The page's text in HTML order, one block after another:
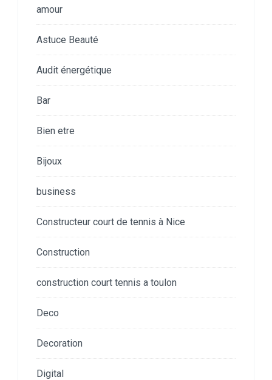
amour
Astuce Beauté
Audit énergétique
Bar
Bien etre
Bijoux
business
Constructeur court de tennis à Nice
Construction
construction court tennis a toulon
Deco
Decoration
Digital